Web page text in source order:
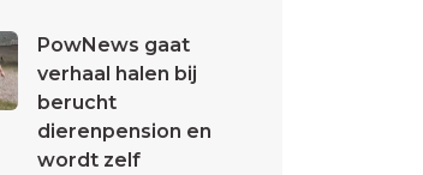
PowNews gaat
verhaal halen bij
berucht
dierenpension en
wordt zelf